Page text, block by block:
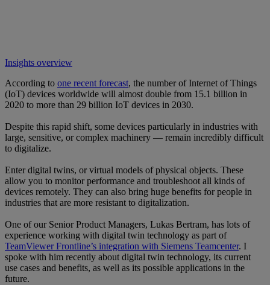
Insights overview
According to one recent forecast, the number of Internet of Things
(IoT) devices worldwide will almost double from 15.1 billion in
2020 to more than 29 billion IoT devices in 2030.
Despite this rapid shift, some devices particularly in industries with
large, sensitive, or complex machinery — remain incredibly difficult
to digitalize.
Enter digital twins, or virtual models of physical objects. These
allow you to monitor performance and troubleshoot all kinds of
devices remotely. They can also bring huge benefits for people in
industries that are more resistant to digitalization.
One of our Senior Product Managers, Lukas Bertram, has lots of
experience working with digital twin technology as part of
TeamViewer Frontline’s integration with Siemens Teamcenter. I
spoke with him recently about digital twin technology, its current
use cases and benefits, as well as its possible applications in the
future.